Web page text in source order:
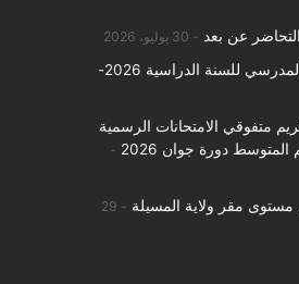
عن بعد 30 يوليو، 2026
بلاغ حول رزنامة الدخول المدرسي للسنة الدراسية 2026-
متفوقي الامتحانات الرسمية
المتوسط دورة جوان 2026
مستوى مقر ولاية المسيلة
29